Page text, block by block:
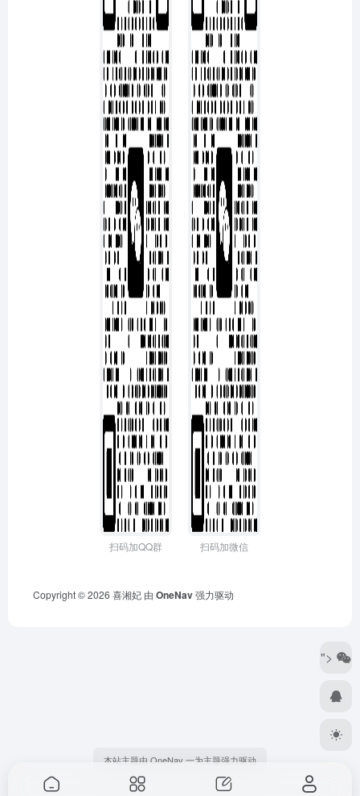
扫码加QQ群 扫码加微信
Copyright © 2026 喜湘妃 由 OneNav强力驱动
">
本站主题由 OneNav 一为主题强力驱动